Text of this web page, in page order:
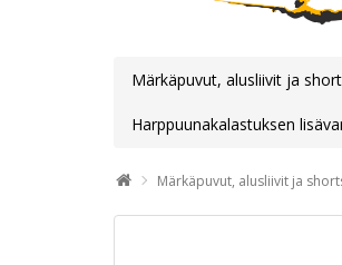
Märkäpuvut, alusliivit ja
Harppuunakalastuksen
Märkäpuvut, alusliivit ja